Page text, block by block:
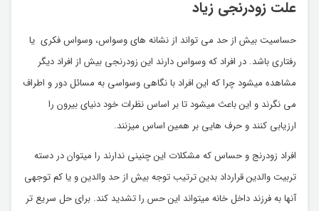
علت زودرنجی زیاد
حساسیت بیش از حد می تواند از نشانه های وسواس، وسواس فکری یا
رفتاری باشد. در افراد که وسواس دارند این زودرنجی بیش از افراد دیگر
مشاهده میشود چرا که این افراد با نگاهی وسواسی به مسائل دور و اطراف
می نگرند و این باعث میشود تا بر اساس نظرات خود دنیای بیرون را
ارزیابی کنند و حرف هایی بر همین اساس میزنند.
افراد زودرنج و حساس که مشکلات این چنینی ندارند را میتوان در دسته
تربیت والدین قرارداد بدین ترتیب توجه بیش از حد والدین و یا کم توجهی
آنها به فرزند داخل خانه میتواند این حس را تشدید کند. برای حل سریع تر